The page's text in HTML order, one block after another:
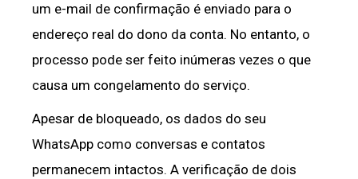
um e-mail de confirmação é enviado para o
endereço real do dono da conta. No entanto, o
processo pode ser feito inúmeras vezes o que
causa um congelamento do serviço.
Apesar de bloqueado, os dados do seu
WhatsApp como conversas e contatos
permanecem intactos. A verificação de dois